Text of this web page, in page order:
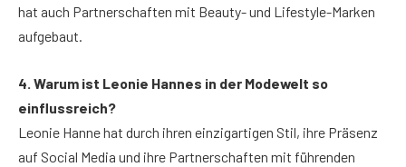
hat auch Partnerschaften mit Beauty- und Lifestyle-Marken
aufgebaut.
4. Warum ist Leonie Hannes in der Modewelt so
einflussreich?
Leonie Hanne hat durch ihren einzigartigen Stil, ihre Präsenz
auf Social Media und ihre Partnerschaften mit führenden